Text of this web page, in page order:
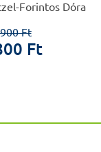
Forintos Dóra
Ft
Ft